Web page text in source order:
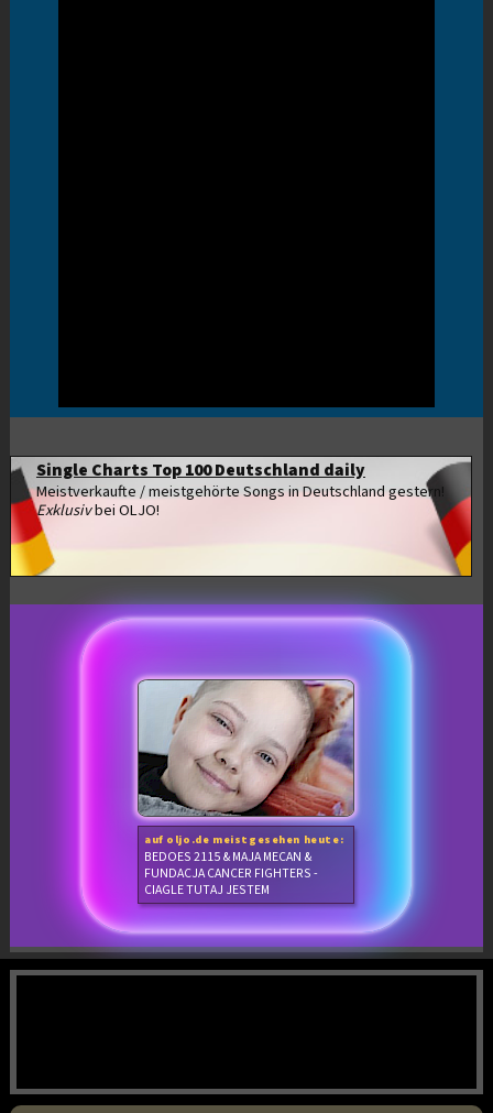
Single Charts Top 100 Deutschland daily
Meistverkaufte / meistgehörte Songs in Deutschland gestern!
Exklusivbei OLJO!
auf oljo.de meistgesehen heute:
BEDOES 2115 & MAJA MECAN &
FUNDACJA CANCER FIGHTERS -
CIAGLE TUTAJ JESTEM